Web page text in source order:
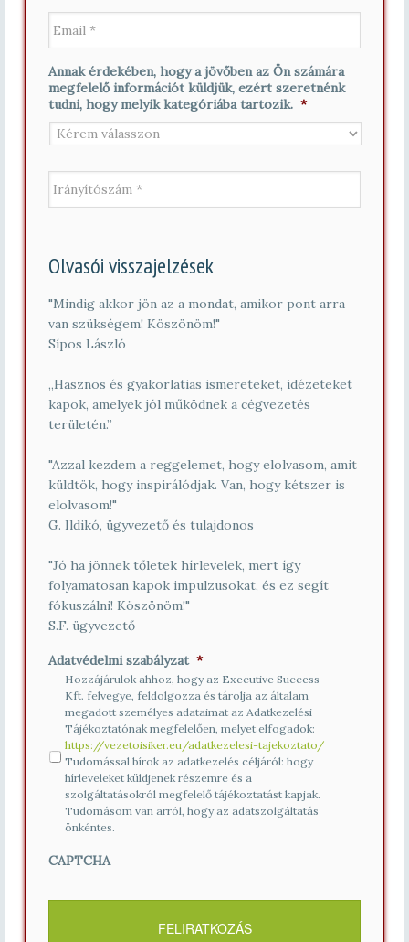
é
v
*
s
z
t
n
é
v
*
E
m
l
*
Annak érdekében, hogy a jövőben az Ön számára
megfelelő információt küldjük, ezért szeretnénk
tudni, hogy melyik kategóriába tartozik. *
I
r
t
s
á
m
Olvasói visszajelzések
"Mindig akkor jön az a mondat, amikor pont arra
van szükségem! Köszönöm!"
Sípos László
„Hasznos és gyakorlatias ismereteket, idézeteket
kapok, amelyek jól működnek a cégvezetés
területén.”
"Azzal kezdem a reggelemet, hogy elolvasom, amit
küldtök, hogy inspirálódjak. Van, hogy kétszer is
elolvasom!"
G. Ildikó, ügyvezető és tulajdonos
"Jó ha jönnek tőletek hírlevelek, mert így
folyamatosan kapok impulzusokat, és ez segít
fókuszálni! Köszönöm!"
S.F. ügyvezető
Adatvédelmi szabályzat *
Hozzájárulok ahhoz, hogy az Executive Success
Kft. felvegye, feldolgozza és tárolja az általam
megadott személyes adataimat az Adatkezelési
Tájékoztatónak megfelelően, melyet elfogadok:
https://vezetoisiker.eu/adatkezelesi-tajekoztato/
Tudomással bírok az adatkezelés céljáról: hogy
hírleveleket küldjenek részemre és a
szolgáltatásokról megfelelő tájékoztatást kapjak.
Tudomásom van arról, hogy az adatszolgáltatás
önkéntes.
CAPTCHA